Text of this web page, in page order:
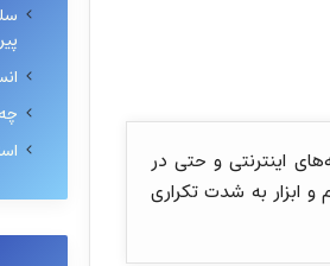
اینترنتی و حتی در
ابزار به شدت تکراری